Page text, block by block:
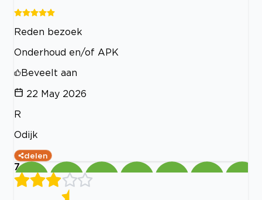
Reden bezoek
Onderhoud en/of APK
Beveelt aan
22 May 2026
R
Odijk
delen
7